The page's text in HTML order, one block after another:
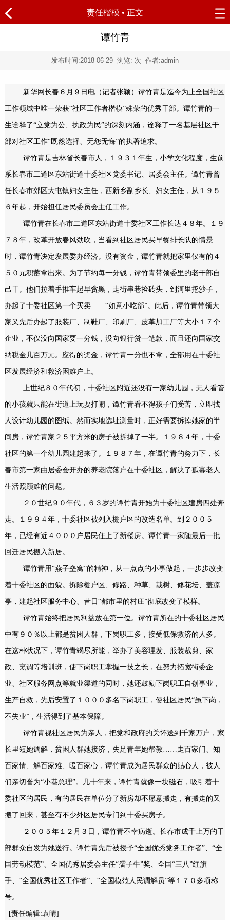
责任楷模 • 正文
谭竹青
发布时间:2018-06-29 浏览: 次 作者:admin
新华网长春６月９日电（记者张颖）谭竹青是迄今为止全国社区
工作领域中唯一荣获“社区工作者楷模”殊荣的优秀干部。谭竹青的一
生诠释了“立党为公、执政为民”的深刻内涵，诠释了一名基层社区干
部对社区工作“既然选择、无怨无悔”的执著追求。
谭竹青是吉林省长春市人，１９３１年生，小学文化程度，生前
系长春市二道区东站街道十委社区党委书记、居委会主任。谭竹青曾
任长春市郊区大屯镇妇女主任，西新乡副乡长、妇女主任，从１９５
６年起，开始担任居民委员会主任工作。
谭竹青在长春市二道区东站街道十委社区工作长达４８年。１９
７８年，改革开放春风劲吹，当看到社区居民买早餐排长队的情景
时，谭竹青决定发展委办经济。没有资金，谭竹青就把家里仅有的４
５０元积蓄拿出来。为了节约每一分钱，谭竹青带领委里的老干部自
己干。他们拉着手推车起早贪黑，走街串巷捡砖头，到河里挖沙子，
办起了十委社区第一个买卖——“如意小吃部”。此后，谭竹青带领大
家又先后办起了服装厂、制鞋厂、印刷厂、皮革加工厂等大小１７个
企业，不仅没向国家要一分钱，没向银行贷一笔款，而且还向国家交
纳税金几百万元。应得的奖金，谭竹青一分也不拿，全部用在十委社
区发展经济和救济困难户上。
上世纪８０年代初，十委社区附近还没有一家幼儿园，无人看管
的小孩就只能在街道上玩耍打闹，谭竹青看不得孩子们受苦，立即找
人设计幼儿园的图纸。然而实地选址测量时，正好需要拆掉她家的半
间房，谭竹青家２５平方米的房子被拆掉了一半。１９８４年，十委
社区的第一个幼儿园建起来了。１９８７年，在谭竹青的努力下，长
春市第一家由居委会开办的养老院落户在十委社区，解决了孤寡老人
生活照顾难的问题。
２０世纪９０年代，６３岁的谭竹青开始为十委社区建房四处奔
走。１９９４年，十委社区被列入棚户区的改造名单。到２００５
年，已经有近４０００户居民住上了新楼房。谭竹青一家随最后一批
回迁居民搬入新居。
谭竹青用“燕子垒窝”的精神，从一点点的小事做起，一步步改变
着十委社区的面貌。拆除棚户区、修路、种草、栽树、修花坛、盖凉
亭，建起社区服务中心、昔日“都市里的村庄”彻底改变了模样。
谭竹青始终把居民利益放在第一位。谭竹青所在的十委社区居民
中有９０％以上都是贫困人群，下岗职工多，接受低保救济的人多。
在这种状况下，谭竹青竭尽所能，举办了美容理发、服装裁剪、家
政、烹调等培训班，使下岗职工掌握一技之长，在努力拓宽街委企
业、社区服务网点等就业渠道的同时，她还鼓励下岗职工自创事业，
生产自救，先后安置了１０００多名下岗职工，使社区居民“虽下岗，
不失业”，生活得到了基本保障。
谭竹青视社区居民为亲人，把党和政府的关怀送到千家万户，家
长里短她调解，贫困人群她接济，失足青年她帮教……走百家门、知
百家情、解百家难、暖百家心，谭竹青成为居民群众的贴心人，被人
们亲切誉为“小巷总理”。几十年来，谭竹青就像一块磁石，吸引着十
委社区的居民，有的居民在单位分了新房却不愿意搬走，有搬走的又
搬了回来，甚至有不少外区居民专门到十委买房子。
２００５年１２月３日，谭竹青不幸病逝。长春市成千上万的干
部群众自发为她送行。谭竹青先后被授予“全国优秀党务工作者”、“全
国劳动模范”、全国优秀居委会主任“孺子牛”奖、全国“三八”红旗
手、“全国优秀社区工作者”、“全国模范人民调解员”等１７０多项称
号。
[责任编辑:袁晴]